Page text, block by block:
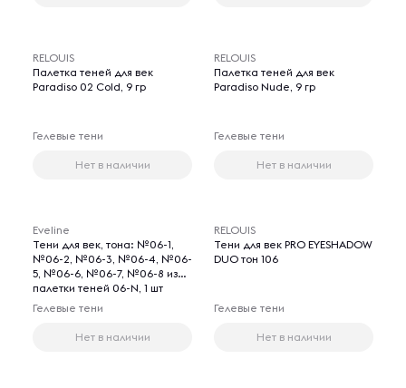
RELOUIS
Палетка теней для век
Paradiso 02 Cold, 9 гр
Гелевые тени
Нет в наличии
RELOUIS
Палетка теней для век
Paradiso Nude, 9 гр
Гелевые тени
Нет в наличии
Eveline
Тени для век, тона: №06-1,
№06-2, №06-3, №06-4, №06-
5, №06-6, №06-7, №06-8 из
палетки теней 06-N, 1 шт
Гелевые тени
Нет в наличии
RELOUIS
Тени для век PRO EYESHADOW
DUO тон 106
Гелевые тени
Нет в наличии